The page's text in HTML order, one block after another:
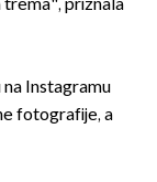
trema", priznala
Instagramu
fotografije, a